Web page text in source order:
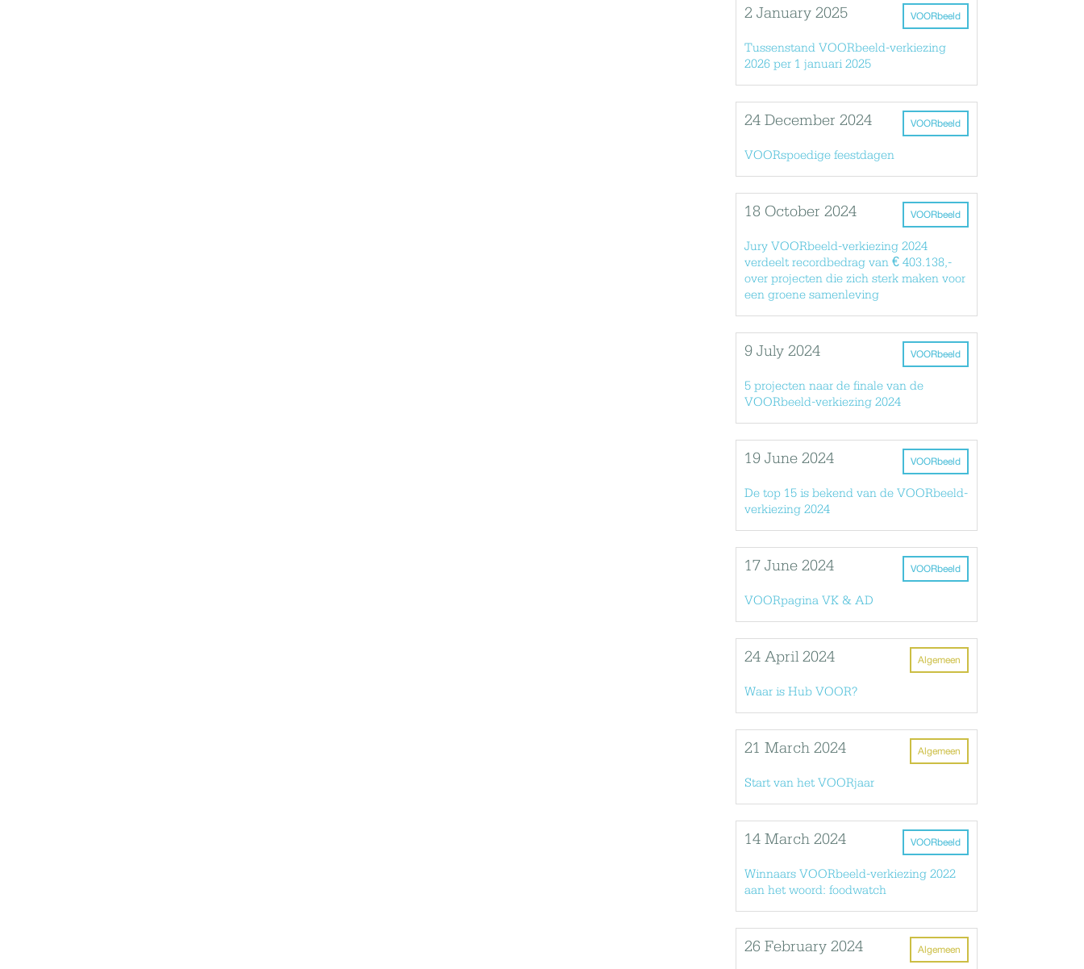
VOORbeeld
2 January 2025
Tussenstand VOORbeeld-verkiezing
2026 per 1 januari 2025
VOORbeeld
24 December 2024
VOORspoedige feestdagen
VOORbeeld
18 October 2024
Jury VOORbeeld-verkiezing 2024
verdeelt recordbedrag van € 403.138,-
over projecten die zich sterk maken voor
een groene samenleving
VOORbeeld
9 July 2024
5 projecten naar de finale van de
VOORbeeld-verkiezing 2024
VOORbeeld
19 June 2024
De top 15 is bekend van de VOORbeeld-
verkiezing 2024
VOORbeeld
17 June 2024
VOORpagina VK & AD
Algemeen
24 April 2024
Waar is Hub VOOR?
Algemeen
21 March 2024
Start van het VOORjaar
VOORbeeld
14 March 2024
Winnaars VOORbeeld-verkiezing 2022
aan het woord: foodwatch
Algemeen
26 February 2024